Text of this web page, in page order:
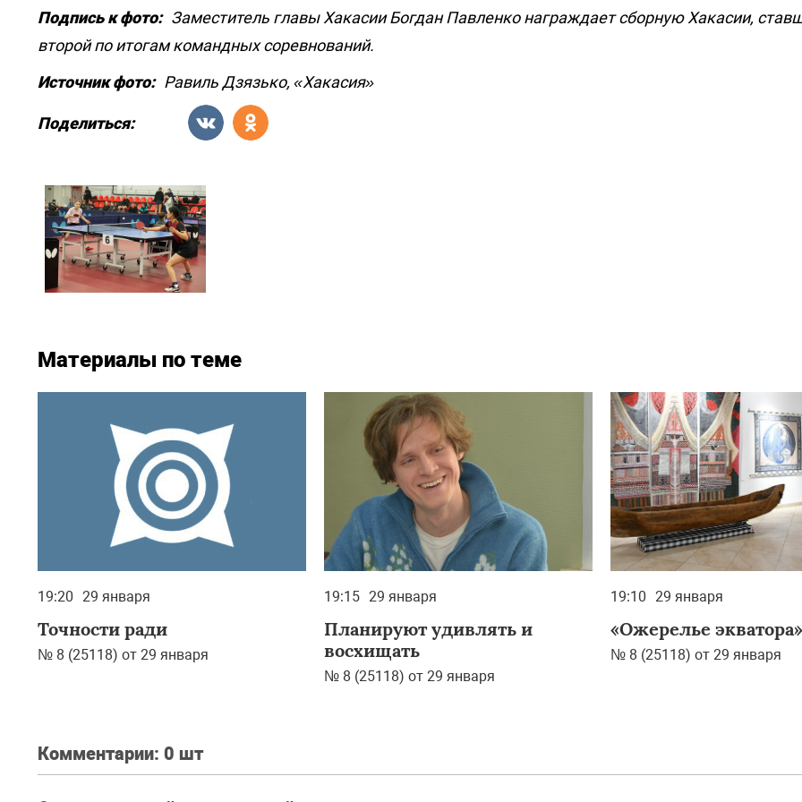
Подпись к фото: Заместитель главы Хакасии Богдан Павленко награждает сборную Хакасии,
второй по итогам командных соревнований.
Источник фото: Равиль Дзязько, «Хакасия»
Поделиться:
Материалы по теме
19:20 29 января
Точности ради
№ 8 (25118) от 29 января
19:15 29 января
Планируют удивлять и
восхищать
№ 8 (25118) от 29 января
19:10 29 января
«Ожерелье экватора»
№ 8 (25118) от 29 января
Комментарии: 0 шт